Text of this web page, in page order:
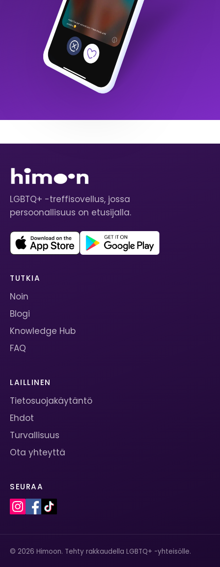
LGBTQ+ -treffisovellus, jossa
persoonallisuus on etusijalla.
TUTKIA
Noin
Blogi
Knowledge Hub
FAQ
LAILLINEN
Tietosuojakäytäntö
Ehdot
Turvallisuus
Ota yhteyttä
SEURAA
© 2026 Himoon. Tehty rakkaudella LGBTQ+ -yhteisölle.